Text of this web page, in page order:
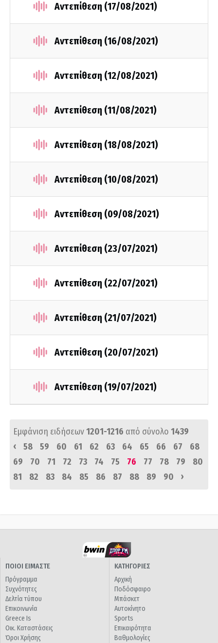
Αντεπίθεση (17/08/2021)
Αντεπίθεση (16/08/2021)
Αντεπίθεση (12/08/2021)
Αντεπίθεση (11/08/2021)
Αντεπίθεση (18/08/2021)
Αντεπίθεση (10/08/2021)
Αντεπίθεση (09/08/2021)
Αντεπίθεση (23/07/2021)
Αντεπίθεση (22/07/2021)
Αντεπίθεση (21/07/2021)
Αντεπίθεση (20/07/2021)
Αντεπίθεση (19/07/2021)
Εμφάνιση ειδήσεων1201-1216 από σύνολο 1439
‹
58 59 60 61 62 63 64 65 66 67
68
69
70 71 72 73 74 75 76 77 78 79
80
81
82 83 84 85 86 87 88 89 90 ›
ΠΟΙΟΙ ΕΙΜΑΣΤΕ
Πρόγραμμα
Συχνότητες
Δελτία τύπου
Επικοινωνία
Greece Is
Οικ. Καταστάσεις
Όροι Χρήσης
ΚΑΤΗΓΟΡΙΕΣ
Αρχική
Ποδόσφαιρο
Μπάσκετ
Αυτοκίνητο
Sports
Επικαιρότητα
Βαθμολογίες